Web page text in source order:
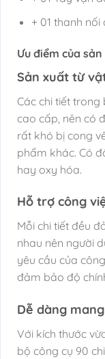
+ 01 thanh nối
Ưu điểm của
Sản xuất từ
Các chi tiết
cao cấp, nên có
rất khó bị cong
phẩm khác. Có
hay oxy hóa.
Hỗ trợ công
Mỗi chi tiết đều
nhau nên người
yêu cầu của
đảm bảo độ
Dễ dàng
Với kích thước
bộ công cụ 90